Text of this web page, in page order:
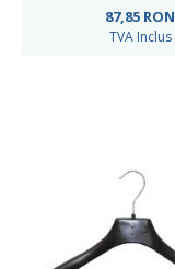
87,85 RON
TVA Inclus